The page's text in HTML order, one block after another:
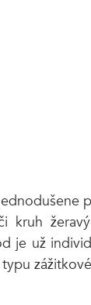
kruh
je už